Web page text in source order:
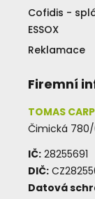
Cofidis -
ESSOX
Reklamace
Firemní
TOMAS
Čimická 780/
IČ: 28255691
DIČ:
Datová